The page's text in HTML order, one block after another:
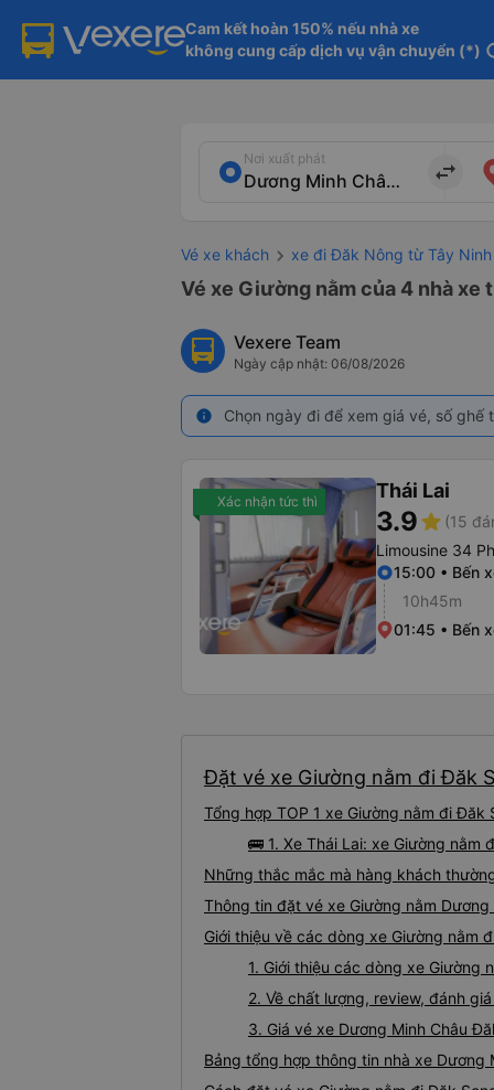
Cam kết hoàn 150% nếu nhà xe
không cung cấp dịch vụ vận chuyển (*)
Nơi xuất phát
import_export
Vé xe khách xe đi Đăk Nông từ Tây Ninh
Vé xe Giường nằm của 4 nhà xe
Vexere Team
Ngày cập nhật: 06/08/2026
info Chọn ngày đi để xem giá vé, số
Xác nhận tức thì Thái Lai
3.9star (15
Limousine 34
15:00 • Bến
10h45m
01:45 • Bến
Đặt vé xe Giường nằm đi Đăk
Tổng hợp TOP 1 xe Giường nằm đi
🚌 1. Xe Thái Lai: xe Giường
Những thắc mắc mà hàng khách
Thông tin đặt vé xe Giường nằm
Giới thiệu về các dòng xe Giường nằm
1. Giới thiệu các dòng xe Giường
2. Về chất lượng, review, đánh
3. Giá vé xe Dương Minh Châu
Bảng tổng hợp thông tin nhà xe Dương